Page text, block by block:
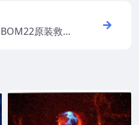
原装救砖